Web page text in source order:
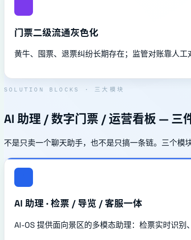
门票二级流通灰色化
黄牛、囤票、退票纠纷长期存在；监管对账靠人工
SOLUTION BLOCKS · 三大模块
AI 助理 / 数字门票 / 运营看板 — 三
不是只卖一个聊天助手，也不是只搞一条链。三个模
AI 助理 · 检票 / 导览 / 客服一体
AI-OS 提供面向景区的多模态助理：检票实时识别